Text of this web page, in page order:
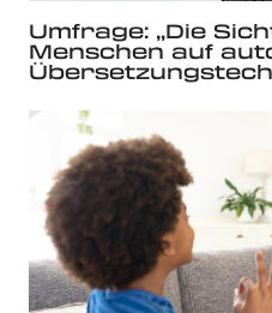
Umfrage: „Die
Menschen auf